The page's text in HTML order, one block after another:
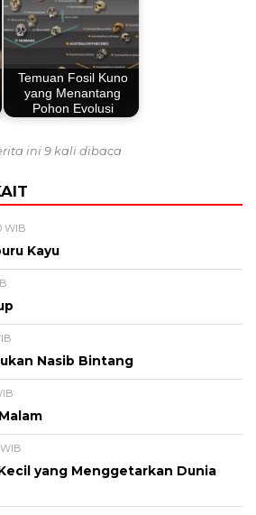
Temuan Fosil Kuno
yang Menantang
Pohon Evolusi
ini 9 kali dibaca
WIB
Kayu
Nasib Bintang
yang Menggetarkan Dunia